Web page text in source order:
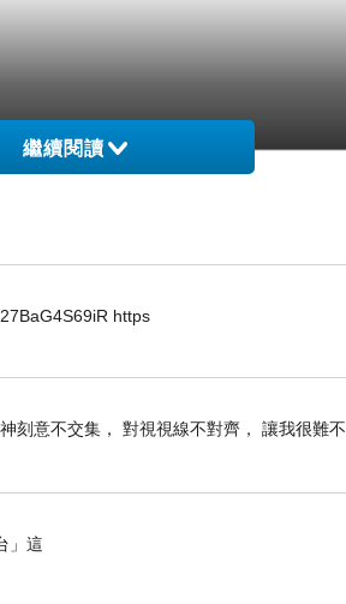
繼續閱讀
https
刻意不交集， 對視視線不對齊， 讓我很難不
」這